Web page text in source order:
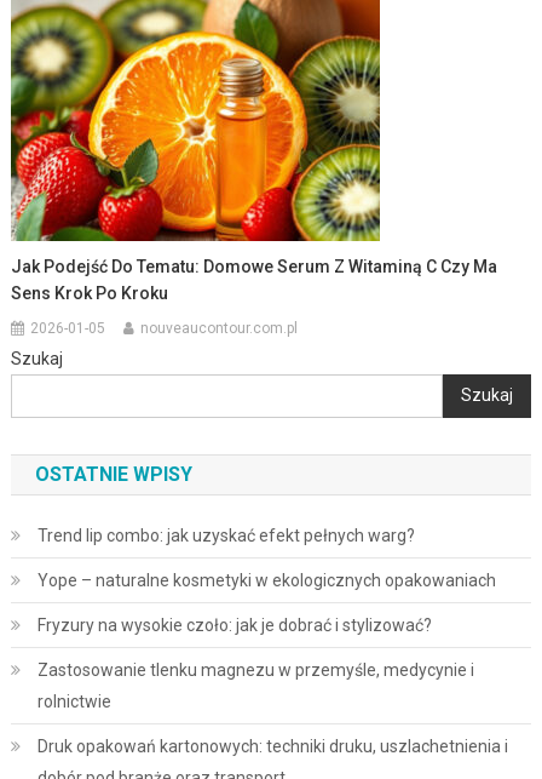
Jak Podejść Do Tematu: Domowe Serum Z Witaminą C Czy Ma
Sens Krok Po Kroku
2026-01-05 nouveaucontour.com.pl
Szukaj
Szukaj
OSTATNIE WPISY
Trend lip combo: jak uzyskać efekt pełnych warg?
Yope – naturalne kosmetyki w ekologicznych opakowaniach
Fryzury na wysokie czoło: jak je dobrać i stylizować?
Zastosowanie tlenku magnezu w przemyśle, medycynie i
rolnictwie
Druk opakowań kartonowych: techniki druku, uszlachetnienia i